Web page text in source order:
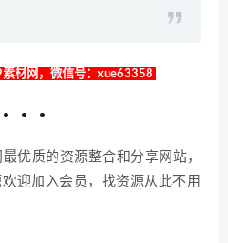
材网，微信号：xue63358
优质的资源整合和分享网站，
迎加入会员，找资源从此不用